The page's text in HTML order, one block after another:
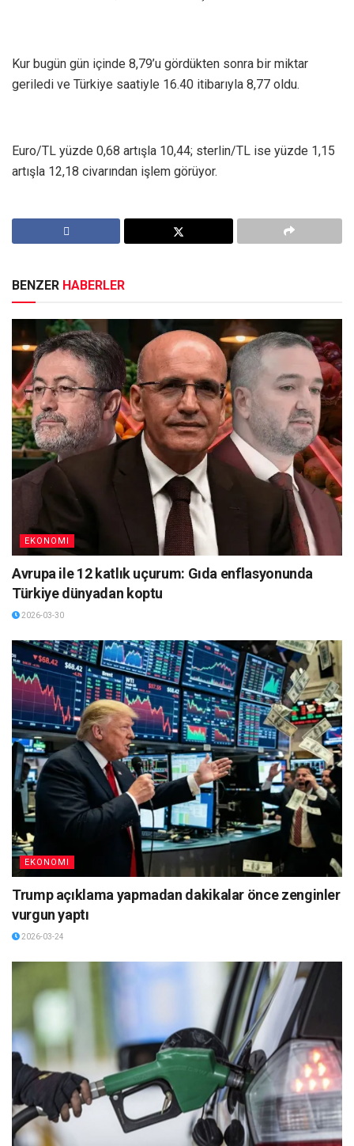
Kur bugün gün içinde 8,79’u gördükten sonra bir miktar
geriledi ve Türkiye saatiyle 16.40 itibarıyla 8,77 oldu.
Euro/TL yüzde 0,68 artışla 10,44; sterlin/TL ise yüzde 1,15
artışla 12,18 civarından işlem görüyor.
BENZER HABERLER
EKONOMI
Avrupa ile 12 katlık uçurum: Gıda enflasyonunda
Türkiye dünyadan koptu
2026-03-30
EKONOMI
Trump açıklama yapmadan dakikalar önce zenginler
vurgun yaptı
2026-03-24